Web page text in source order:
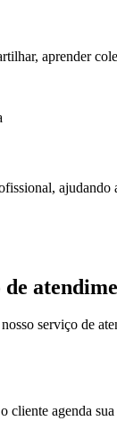
aprender
de
serviço de
cliente agenda